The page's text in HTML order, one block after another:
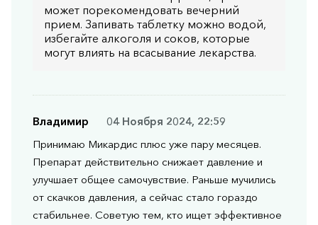
может порекомендовать вечерний
прием. Запивать таблетку можно водой,
избегайте алкоголя и соков, которые
могут влиять на всасывание лекарства.
Владимир
04 Ноября 2024, 22:59
Принимаю Микардис плюс уже пару месяцев.
Препарат действительно снижает давление и
улучшает общее самочувствие. Раньше мучились
от скачков давления, а сейчас стало гораздо
стабильнее. Советую тем, кто ищет эффективное